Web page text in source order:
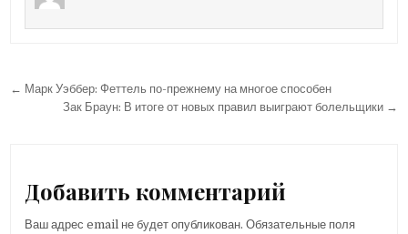
← Марк Уэббер: Феттель по-прежнему на многое способен
Зак Браун: В итоге от новых правил выиграют болельщики →
Добавить комментарий
Ваш адрес email не будет опубликован. Обязательные поля